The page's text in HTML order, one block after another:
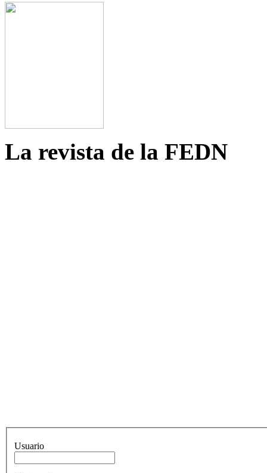
La revista de la FEDN
Usuario